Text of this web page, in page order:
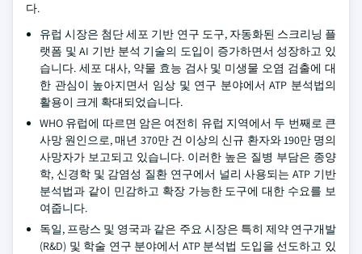
다.
유럽 시장은 첨단 세포 기반 연구 도구, 자동화된 스크리닝 플
랫폼 및 AI 기반 분석 기술의 도입이 증가하면서 성장하고 있
습니다. 세포 대사, 약물 효능 검사 및 미생물 오염 검출에 대
한 관심이 높아지면서 임상 및 연구 분야에서 ATP 분석법의
활용이 크게 확대되었습니다.
WHO 유럽에 따르면 암은 여전히 유럽 지역에서 두 번째로 큰
사망 원인으로, 매년 370만 건 이상의 신규 환자와 190만 명의
사망자가 보고되고 있습니다. 이러한 높은 질병 부담은 종양
학, 신경학 및 감염성 질환 연구에서 널리 사용되는 ATP 기반
분석법과 같이 민감하고 확장 가능한 도구에 대한 수요를 보
여줍니다.
독일, 프랑스 및 영국과 같은 주요 시장은 특히 제약 연구개발
(R&D) 및 학술 연구 분야에서 ATP 분석법 도입을 선도하고 있